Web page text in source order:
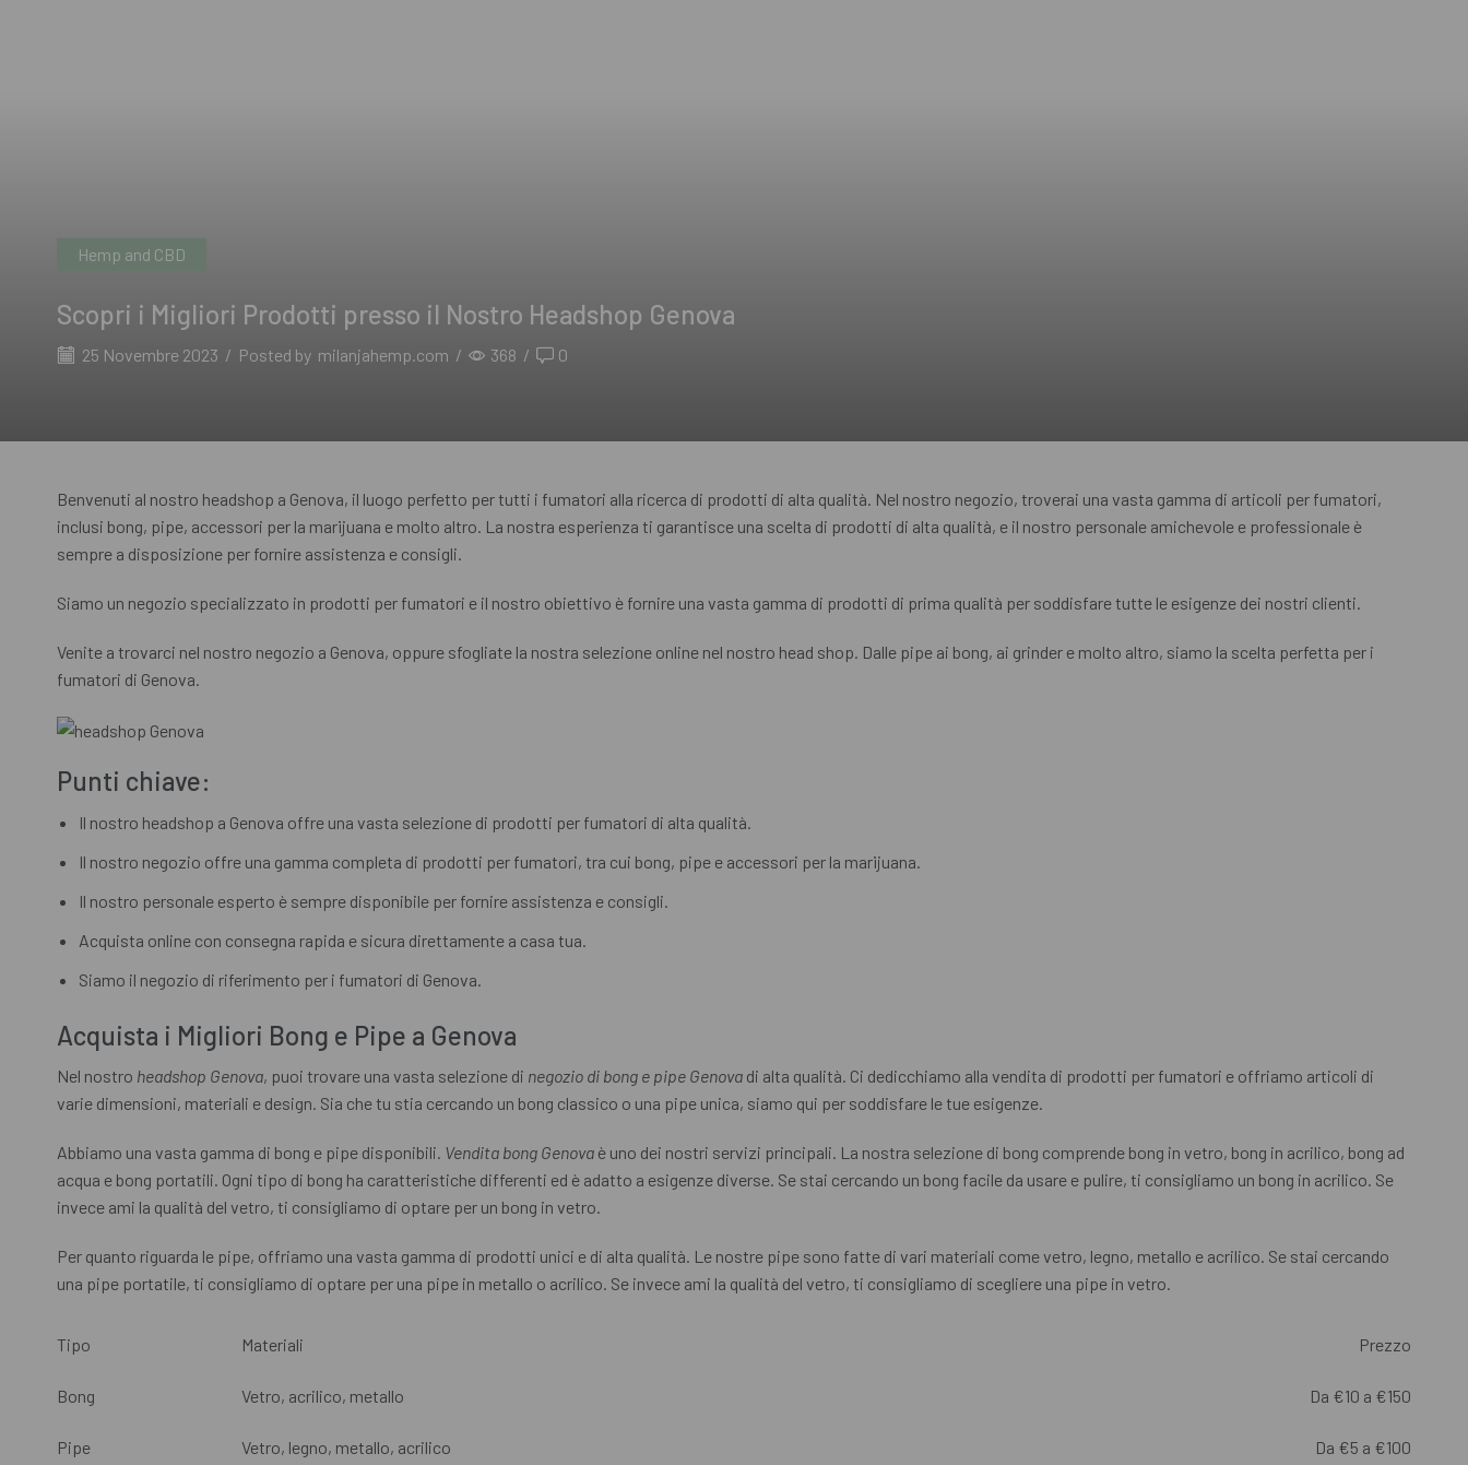
Hemp and CBD
Scopri i Migliori Prodotti presso il Nostro Headshop Genova
25 Novembre 2023 / Posted by milanjahemp.com / 368 / 0
Benvenuti al nostro headshop a Genova, il luogo perfetto per tutti i fumatori alla ricerca di prodotti di alta qualità. Nel nostro negozio, troverai una vasta gamma di articoli per fumatori,
inclusi bong, pipe, accessori per la marijuana e molto altro. La nostra esperienza ti garantisce una scelta di prodotti di alta qualità, e il nostro personale amichevole e professionale è
sempre a disposizione per fornire assistenza e consigli.
Siamo un negozio specializzato in prodotti per fumatori e il nostro obiettivo è fornire una vasta gamma di prodotti di prima qualità per soddisfare tutte le esigenze dei nostri clienti.
Venite a trovarci nel nostro negozio a Genova, oppure sfogliate la nostra selezione online nel nostro head shop. Dalle pipe ai bong, ai grinder e molto altro, siamo la scelta perfetta per i
fumatori di Genova.
Punti chiave:
Il nostro headshop a Genova offre una vasta selezione di prodotti per fumatori di alta qualità.
Il nostro negozio offre una gamma completa di prodotti per fumatori, tra cui bong, pipe e accessori per la marijuana.
Il nostro personale esperto è sempre disponibile per fornire assistenza e consigli.
Acquista online con consegna rapida e sicura direttamente a casa tua.
Siamo il negozio di riferimento per i fumatori di Genova.
Acquista i Migliori Bong e Pipe a Genova
Nel nostro headshop Genova, puoi trovare una vasta selezione di negozio di bong e pipe Genova di alta qualità. Ci dedicchiamo alla vendita di prodotti per fumatori e offriamo articoli di
varie dimensioni, materiali e design. Sia che tu stia cercando un bong classico o una pipe unica, siamo qui per soddisfare le tue esigenze.
Abbiamo una vasta gamma di bong e pipe disponibili. Vendita bong Genova è uno dei nostri servizi principali. La nostra selezione di bong comprende bong in vetro, bong in acrilico, bong ad
acqua e bong portatili. Ogni tipo di bong ha caratteristiche differenti ed è adatto a esigenze diverse. Se stai cercando un bong facile da usare e pulire, ti consigliamo un bong in acrilico. Se
invece ami la qualità del vetro, ti consigliamo di optare per un bong in vetro.
Per quanto riguarda le pipe, offriamo una vasta gamma di prodotti unici e di alta qualità. Le nostre pipe sono fatte di vari materiali come vetro, legno, metallo e acrilico. Se stai cercando
una pipe portatile, ti consigliamo di optare per una pipe in metallo o acrilico. Se invece ami la qualità del vetro, ti consigliamo di scegliere una pipe in vetro.
Tipo Materiali Prezzo
Bong Vetro, acrilico, metallo Da €10 a €150
Pipe Vetro, legno, metallo, acrilico Da €5 a €100